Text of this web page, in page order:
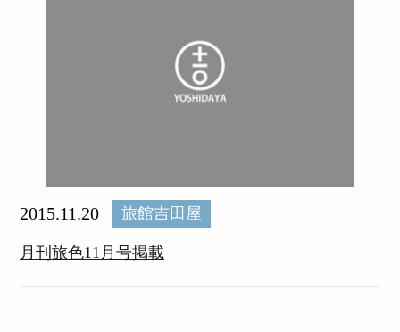
2015.11.20 旅館吉田屋
月刊旅色11月号掲載